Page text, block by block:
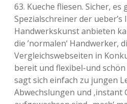
63. Kueche fliesen. Sicher, es
Spezialschreiner der
Handwerkskunst anbieten
die ’normalen‘ Handwerker,
Vergleichswebseiten in
bereit und flexibel-und
sagt sich einfach zu jungen
Abwechslungen und ‚instant